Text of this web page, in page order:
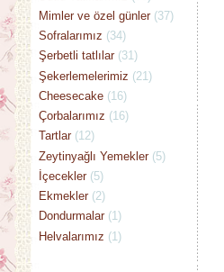
Mimler ve özel günler (37)
Sofralarımız (34)
Şerbetli tatlılar (31)
Şekerlemelerimiz (21)
Cheesecake (16)
Çorbalarımız (16)
Tartlar (12)
Zeytinyağlı Yemekler (5)
İçecekler (5)
Ekmekler (2)
Dondurmalar (1)
Helvalarımız (1)